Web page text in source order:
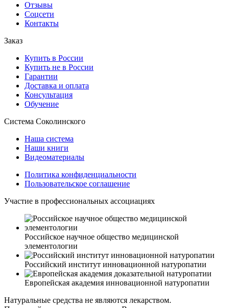
Отзывы
Соцсети
Контакты
Заказ
Купить в России
Купить не в России
Гарантии
Доставка и оплата
Консультация
Обучение
Система Соколинского
Наша система
Наши книги
Видеоматериалы
Политика конфиденциальности
Пользовательское соглашение
Участие в профессиональных ассоциациях
Российское научное общество медицинской
элементологии
Российский институт инновационной натуропатии
Европейская академия инновационной натуропатии
Натуральные средства не являются лекарством.